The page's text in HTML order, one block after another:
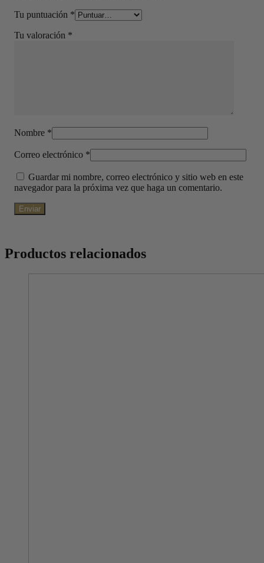
Tu puntuación *
Tu valoración *
Nombre *
Correo electrónico *
Guardar mi nombre, correo electrónico y sitio web en este
navegador para la próxima vez que haga un comentario.
Productos relacionados